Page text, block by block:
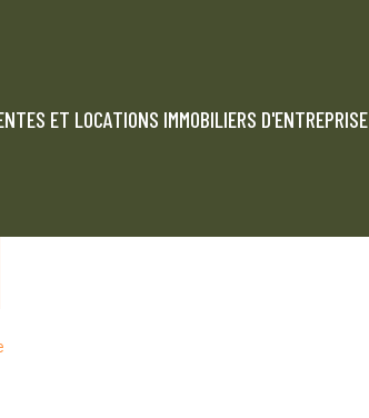
ET LOCATIONS IMMOBILIERS D'ENTREPRISE